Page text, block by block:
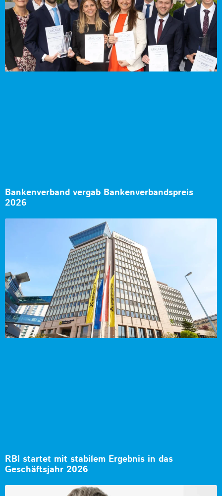
Bankenverband vergab Bankenverbandspreis
2026
RBI startet mit stabilem Ergebnis in das
Geschäftsjahr 2026